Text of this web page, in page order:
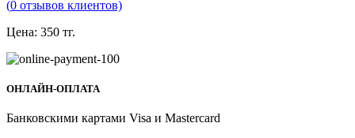
(0 отзывов клиентов)
Цена: 350 тг.
ОНЛАЙН-ОПЛАТА
Банковскими картами Visa и Mastercard